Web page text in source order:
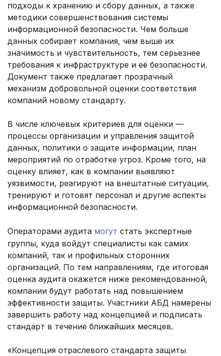
подходы к хранению и сбору данных, а также
методики совершенствования системы
информационной безопасности. Чем больше
данных собирает компания, чем выше их
значимость и чувствительность, тем серьезнее
требования к инфраструктуре и её безопасности.
Документ также предлагает прозрачный
механизм добровольной оценки соответствия
компаний новому стандарту.
В числе ключевых критериев для оценки —
процессы организации и управления защитой
данных, политики о защите информации, план
мероприятий по отработке угроз. Кроме того, на
оценку влияет, как в компании выявляют
уязвимости, реагируют на внештатные ситуации,
тренируют и готовят персонал и другие аспекты
информационной безопасности.
Операторами аудита могут стать экспертные
группы, куда войдут специалисты как самих
компаний, так и профильных сторонних
организаций. По тем направлениям, где итоговая
оценка аудита окажется ниже рекомендованной,
компании будут работать над повышением
эффективности защиты. Участники АБД намерены
завершить работу над концепцией и подписать
стандарт в течение ближайших месяцев.
«Концепция отраслевого стандарта защиты